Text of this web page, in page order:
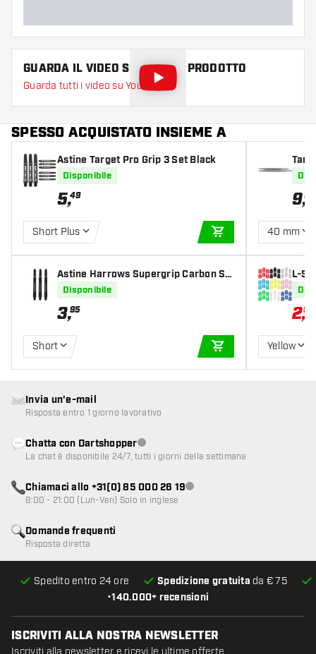
GUARDA IL VIDEO SU QUESTO PRODOTTO
Guarda tutti i video su YouTube
SPESSO ACQUISTATO INSIEME A
Astine Target Pro Grip 3 Set Black
Disponibile
5,49
Short Plus
AGGIUNGI AL
Astine Harrows Supergrip Carbon Sil
ver
Disponibile
3,95
Short
AGGIUNGI AL
9,99
40 mm
L-
2,55
Yellow
•140.000+ recensioni
Spedito entro 24 ore Spedizione gratuita da € 75
Domande frequenti
Risposta diretta
Invia un'e-mail
Risposta entro 1 giorno lavorativo
Chatta con DartshopperServizio clienti non disponibile
La chat è disponibile 24/7, tutti i giorni della settimana
Chiamaci allo +31(0) 85 000 26 19Servizio clienti non disponibile
8:00 - 21:00 (Lun-Ven) Solo in inglese
ISCRIVITI ALLA NOSTRA NEWSLETTER
Iscriviti alla newsletter e ricevi le ultime offerte.